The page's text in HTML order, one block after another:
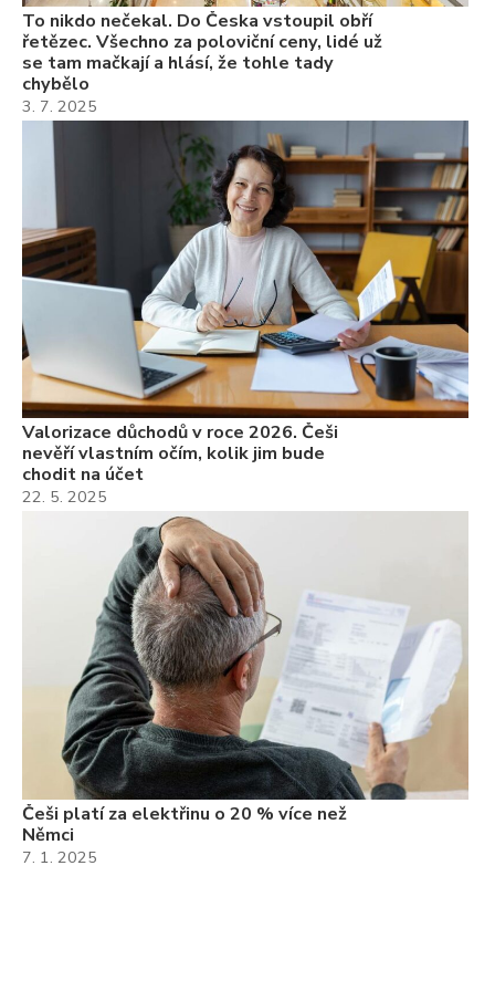
To nikdo nečekal. Do Česka vstoupil obří
řetězec. Všechno za poloviční ceny, lidé už
se tam mačkají a hlásí, že tohle tady
chybělo
3. 7. 2025
Valorizace důchodů v roce 2026. Češi
nevěří vlastním očím, kolik jim bude
chodit na účet
22. 5. 2025
Češi platí za elektřinu o 20 % více než
Němci
7. 1. 2025